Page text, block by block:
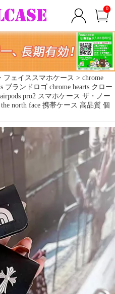
0
フェイススマホケース > chrome
ブランドロゴ chrome hearts クロー
pro2 スマホケース ザ・ノー
north face 携帯ケース 高品質 個